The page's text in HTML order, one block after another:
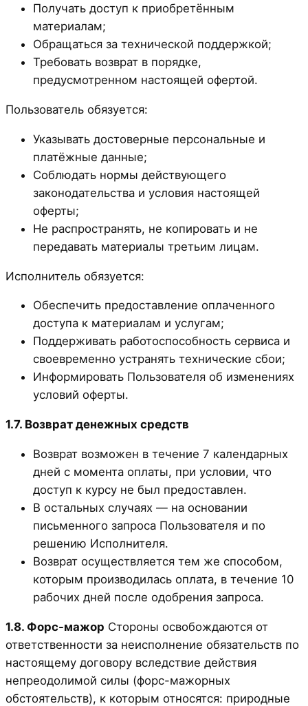
Получать доступ к приобретённым
материалам;
Обращаться за технической поддержкой;
Требовать возврат в порядке,
предусмотренном настоящей офертой.
Пользователь обязуется:
Указывать достоверные персональные и
платёжные данные;
Соблюдать нормы действующего
законодательства и условия настоящей
оферты;
Не распространять, не копировать и не
передавать материалы третьим лицам.
Исполнитель обязуется:
Обеспечить предоставление оплаченного
доступа к материалам и услугам;
Поддерживать работоспособность сервиса и
своевременно устранять технические сбои;
Информировать Пользователя об изменениях
условий оферты.
1.7. Возврат денежных средств
Возврат возможен в течение 7 календарных
дней с момента оплаты, при условии, что
доступ к курсу не был предоставлен.
В остальных случаях — на основании
письменного запроса Пользователя и по
решению Исполнителя.
Возврат осуществляется тем же способом,
которым производилась оплата, в течение 10
рабочих дней после одобрения запроса.
1.8. Форс-мажор Стороны освобождаются от
ответственности за неисполнение обязательств по
настоящему договору вследствие действия
непреодолимой силы (форс-мажорных
обстоятельств), к которым относятся: природные